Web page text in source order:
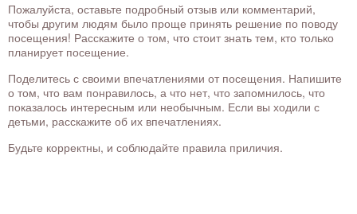
Пожалуйста, оставьте подробный отзыв или комментарий,
чтобы другим людям было проще принять решение по поводу
посещения! Расскажите о том, что стоит знать тем, кто только
планирует посещение.
Поделитесь с своими впечатлениями от посещения. Напишите
о том, что вам понравилось, а что нет, что запомнилось, что
показалось интересным или необычным. Если вы ходили с
детьми, расскажите об их впечатлениях.
Будьте корректны, и соблюдайте правила приличия.